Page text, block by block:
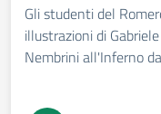
Gli studenti del
illustrazioni di
Nembrini all'Inferno